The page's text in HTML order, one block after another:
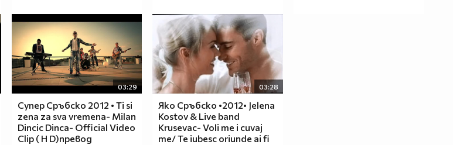
03:29
Супер Сръбско 2012 • Ti si
zena za sva vremena- Milan
Dincic Dinca- Official Video
Clip ( H D)превод
03:28
Яко Сръбско •2012• Jelena
Kostov & Live band
Krusevac- Voli me i cuvaj
me/ Te iubesc oriunde ai fi